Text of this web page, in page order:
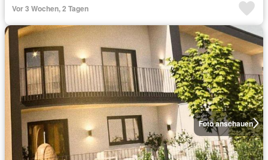
Vor 3 Wochen, 2 Tagen
Foto anschauen